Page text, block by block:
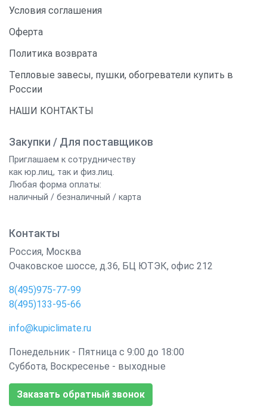
Условия соглашения
Оферта
Политика возврата
Тепловые завесы, пушки, обогреватели купить в
России
НАШИ КОНТАКТЫ
Закупки / Для поставщиков
Приглашаем к сотрудничеству
как юр.лиц, так и физ.лиц.
Любая форма оплаты:
наличный / безналичный / карта
Контакты
Россия, Москва
Очаковское шоссе, д.36, БЦ ЮТЭК, офис 212
8(495)975-77-99
8(495)133-95-66
info@kupiclimate.ru
Понедельник - Пятница с 9:00 до 18:00
Суббота, Воскресенье - выходные
Заказать обратный звонок